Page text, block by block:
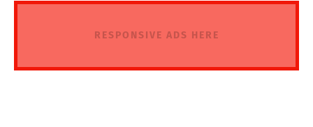
RESPONSIVE ADS HERE